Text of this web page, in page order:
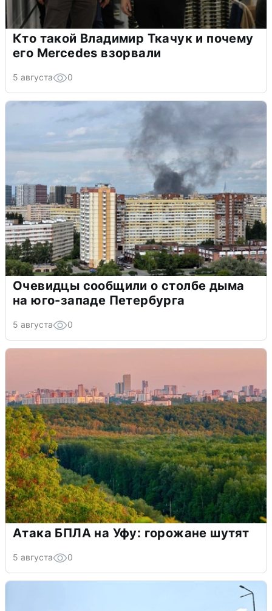
Кто такой Владимир Ткачук и почему
его Mercedes взорвали
5 августа 0
Очевидцы сообщили о столбе дыма
на юго-западе Петербурга
5 августа 0
Атака БПЛА на Уфу: горожане шутят
5 августа 0